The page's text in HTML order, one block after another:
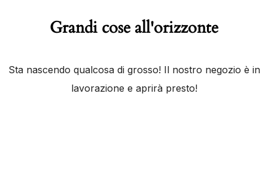
i
r
r
c
a
Grandi cose all'orizzonte
Sta nascendo qualcosa di grosso! Il nostro negozio è in
lavorazione e aprirà presto!